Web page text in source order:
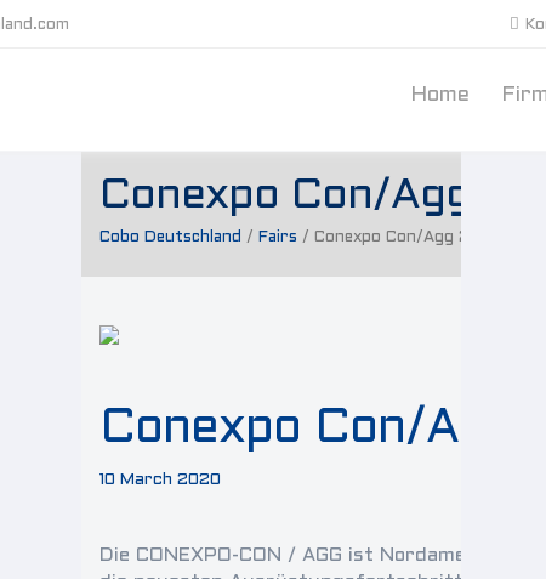
Home
Conexpo Con/Agg
Cobo Deutschland / Fairs / Conexpo Con/Agg 2020
Conexpo Con/Agg
10 March 2020
Die CONEXPO-CON / AGG ist